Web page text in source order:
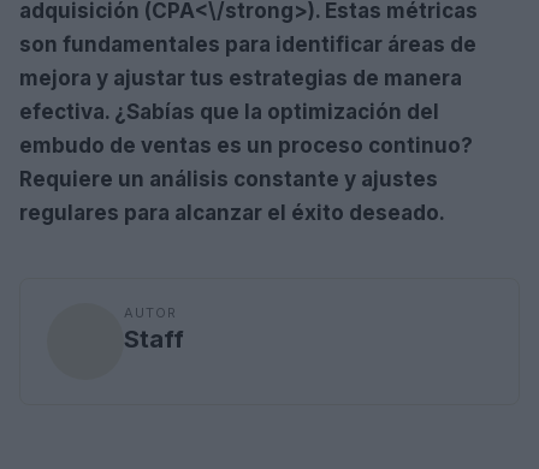
adquisición (CPA<\/strong>). Estas métricas
son fundamentales para identificar áreas de
mejora y ajustar tus estrategias de manera
efectiva. ¿Sabías que la optimización del
embudo de ventas es un proceso continuo?
Requiere un análisis constante y ajustes
regulares para alcanzar el éxito deseado.
AUTOR
Staff